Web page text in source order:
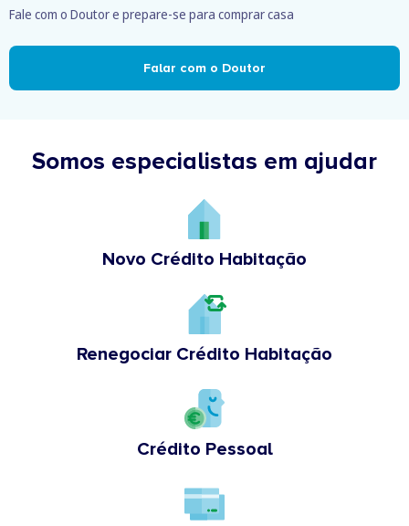
Fale com o Doutor e prepare-se para comprar casa
Falar com o Doutor
Somos especialistas em ajudar
Novo Crédito Habitação
Renegociar Crédito Habitação
Crédito Pessoal